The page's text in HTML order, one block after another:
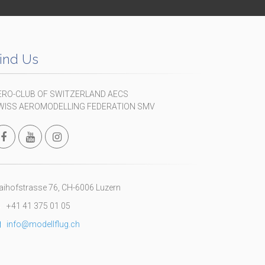
Us
CLUB OF SWITZERLAND AECS
AEROMODELLING FEDERATION SMV
76, CH-6006 Luzern
+41 41 375 01 05
info@modellflug.ch